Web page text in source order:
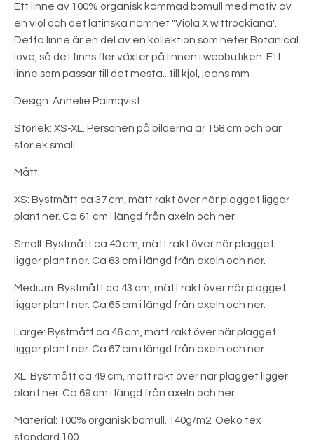
Ett linne av 100% organisk kammad bomull med motiv av
en viol och det latinska namnet "Viola X wittrockiana".
Detta linne är en del av en kollektion som heter Botanical
love, så det finns fler växter på linnen i webbutiken. Ett
linne som passar till det mesta.. till kjol, jeans mm
Design: Annelie Palmqvist
Storlek: XS-XL. Personen på bilderna är 158 cm och bär
storlek small.
Mått:
XS: Bystmått ca 37 cm, mätt rakt över när plagget ligger
plant ner. Ca 61 cm i längd från axeln och ner.
Small: Bystmått ca 40 cm, mätt rakt över när plagget
ligger plant ner. Ca 63 cm i längd från axeln och ner.
Medium: Bystmått ca 43 cm, mätt rakt över när plagget
ligger plant ner. Ca 65 cm i längd från axeln och ner.
Large: Bystmått ca 46 cm, mätt rakt över när plagget
ligger plant ner. Ca 67 cm i längd från axeln och ner.
XL: Bystmått ca 49 cm, mätt rakt över när plagget ligger
plant ner. Ca 69 cm i längd från axeln och ner.
Material: 100% organisk bomull. 140g/m2. Oeko tex
standard 100.